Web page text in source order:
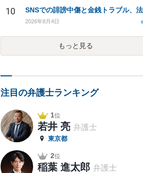
10
2026年8月4日
もっと見る
注目の弁護士ランキング
1位
若井 亮 弁護士
東京都
2位
稲葉 進太郎 弁護士